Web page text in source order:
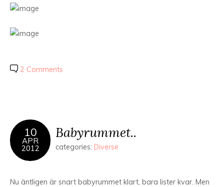
2 Comments
10
APR
2012
Babyrummet..
categories: Diverse
Nu äntligen är snart babyrummet klart, bara lister kvar. Men